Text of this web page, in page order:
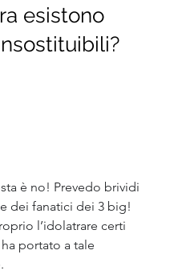
esistono
è no! Prevedo brividi
dei fanatici dei 3 big!
l’idolatrare certi
portato a tale